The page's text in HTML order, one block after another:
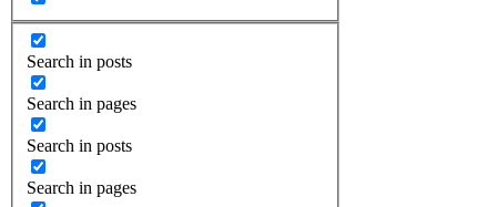
Search in posts
Search in pages
Search in posts
Search in pages